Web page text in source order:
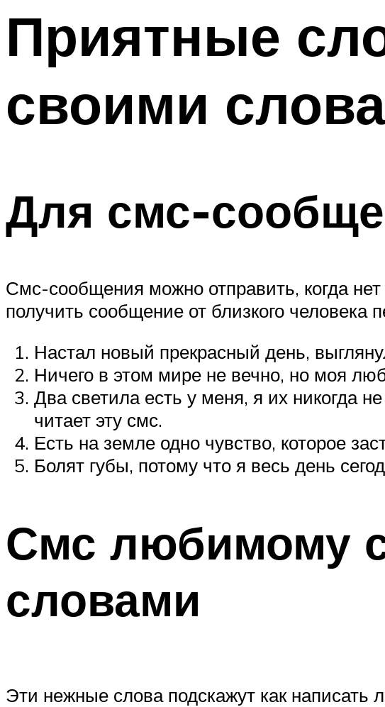
Приятные
своими
Для смс-
Смс-сообщения можно отправить, когда
получить сообщение от близкого человека
Настал новый прекрасный день,
Ничего в этом мире не вечно, но моя
Два светила есть у меня, я их никогда
читает эту смс.
Есть на земле одно чувство, которое
Болят губы, потому что я весь день
Смс любимому
словами
Эти нежные слова подскажут как